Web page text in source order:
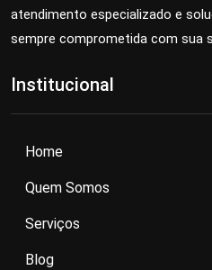
atendimento especializado e
sempre comprometida com sua
Institucional
Home
Quem Somos
Serviços
Blog